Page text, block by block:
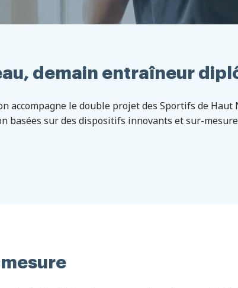
demain entraîneur
accompagne le double projet des Sportifs de Haut
basées sur des dispositifs innovants et sur-